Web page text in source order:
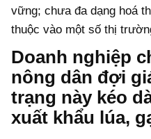
vững; chưa đa dạng hoá
thuộc vào một số thị
Doanh nghiệp
nông dân đợi
trạng này kéo
xuất khẩu lúa,